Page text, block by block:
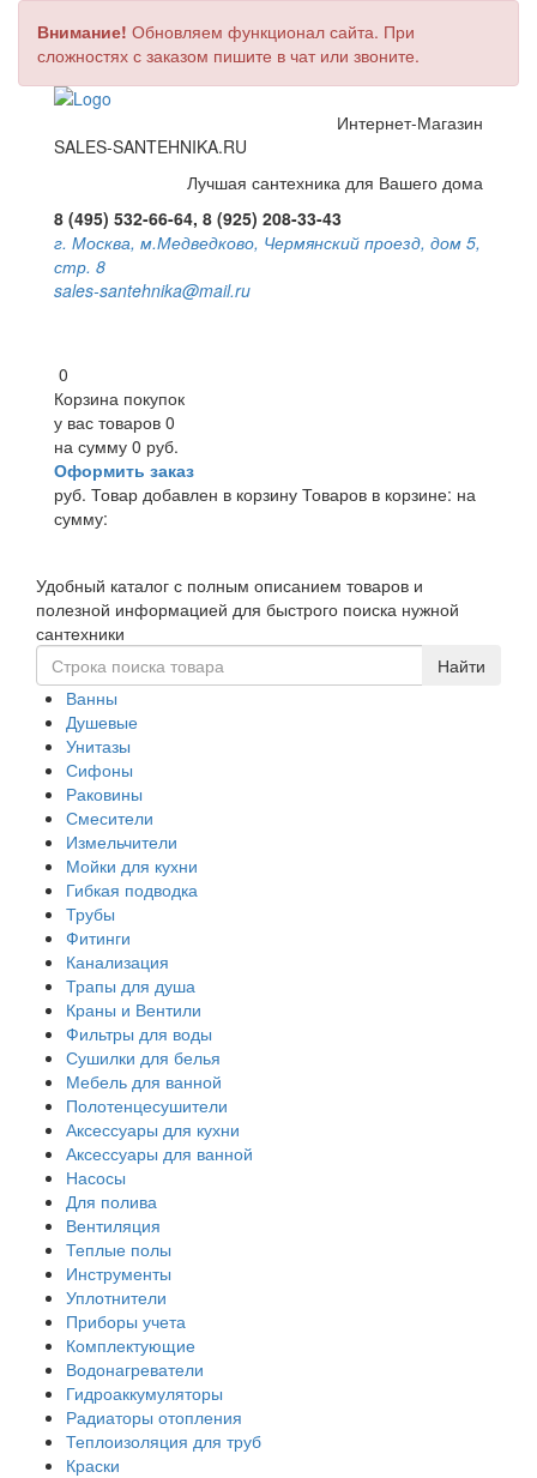
Внимание! Обновляем функционал сайта. При
сложностях с заказом пишите в чат или звоните.
Интернет-Магазин
SALES-SANTEHNIKA.RU
Лучшая сантехника для Вашего дома
8 (495) 532-66-64, 8 (925) 208-33-43
г. Москва, м.Медведково, Чермянский проезд, дом 5,
стр. 8
sales-santehnika@mail.ru
0
Корзина покупок
у вас товаров 0
на сумму 0 руб.
Оформить заказ
руб. Товар добавлен в корзину Товаров в корзине: на
сумму:
Удобный каталог с полным описанием товаров и
полезной информацией для быстрого поиска нужной
сантехники
Ванны
Душевые
Унитазы
Сифоны
Раковины
Смесители
Измельчители
Мойки для кухни
Гибкая подводка
Трубы
Фитинги
Канализация
Трапы для душа
Краны и Вентили
Фильтры для воды
Сушилки для белья
Мебель для ванной
Полотенцесушители
Аксессуары для кухни
Аксессуары для ванной
Насосы
Для полива
Вентиляция
Теплые полы
Инструменты
Уплотнители
Приборы учета
Комплектующие
Водонагреватели
Гидроаккумуляторы
Радиаторы отопления
Теплоизоляция для труб
Краски